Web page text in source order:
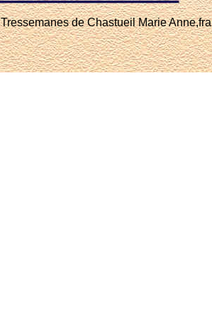
Tressemanes de Chastueil Marie Anne,fra